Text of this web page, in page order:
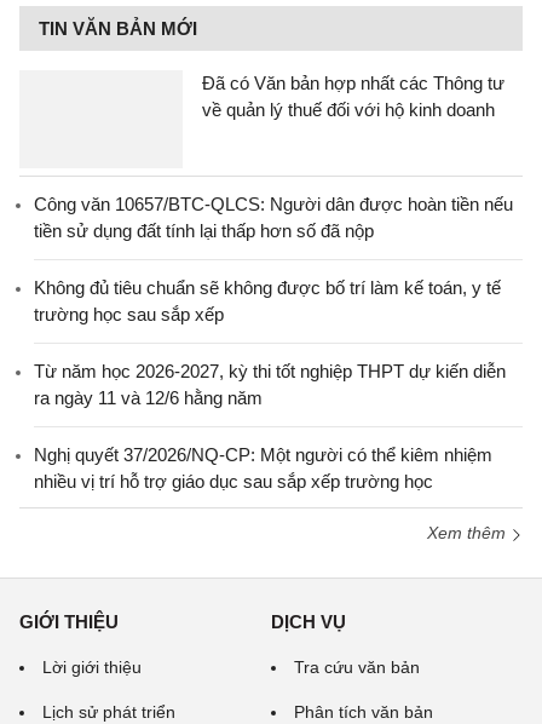
TIN VĂN BẢN MỚI
Đã có Văn bản hợp nhất các Thông tư
về quản lý thuế đối với hộ kinh doanh
Công văn 10657/BTC-QLCS: Người dân được hoàn tiền nếu
tiền sử dụng đất tính lại thấp hơn số đã nộp
Không đủ tiêu chuẩn sẽ không được bố trí làm kế toán, y tế
trường học sau sắp xếp
Từ năm học 2026-2027, kỳ thi tốt nghiệp THPT dự kiến diễn
ra ngày 11 và 12/6 hằng năm
Nghị quyết 37/2026/NQ-CP: Một người có thể kiêm nhiệm
nhiều vị trí hỗ trợ giáo dục sau sắp xếp trường học
Xem thêm
GIỚI THIỆU
Lời giới thiệu
Lịch sử phát triển
DỊCH VỤ
Tra cứu văn bản
Phân tích văn bản